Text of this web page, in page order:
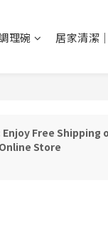
理碗 居家清潔
Free Shipping
Online Store